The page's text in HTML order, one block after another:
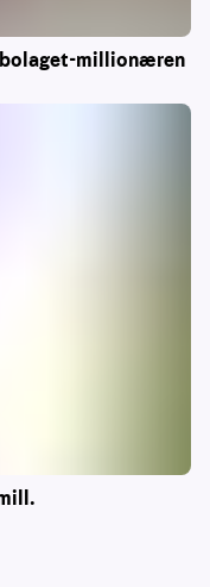
millionæren